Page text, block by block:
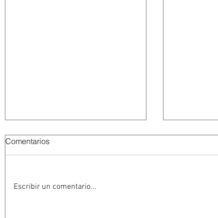
Comentarios
Escribir un comentario...